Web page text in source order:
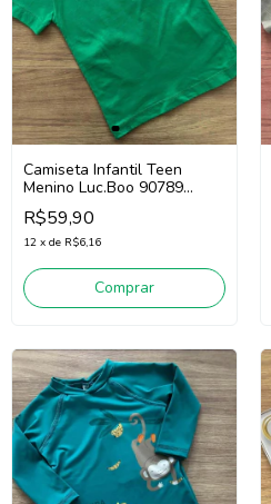
Camiseta Infantil Teen
Menino Luc.Boo 90789
(Verde)
R$59,90
12 x de R$6,16
Comprar